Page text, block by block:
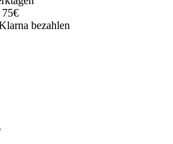
75€
bezahlen